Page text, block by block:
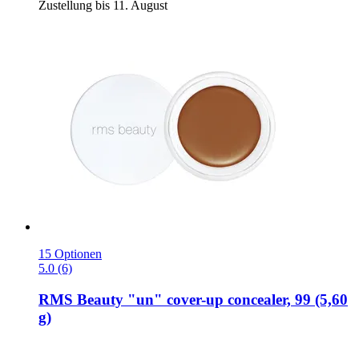
Zustellung bis 11. August
15 Optionen
5.0 (6)
RMS Beauty "un" cover-​up concealer, 99 (5,60
g)